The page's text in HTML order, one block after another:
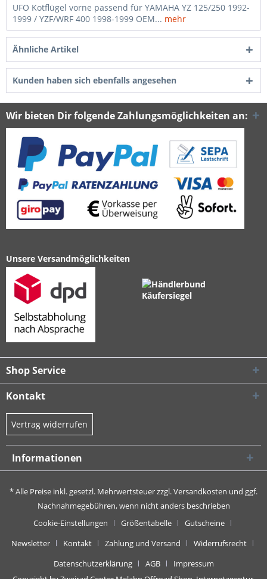
UFO Kotflügel vorne passend für YAMAHA YZ 125/250 1992-
1999 / YZF/WRF 400 1998-1999 OEM... mehr
Ähnliche Artikel
Kunden haben sich ebenfalls angesehen
Wir bieten Dir folgende Zahlungsmöglichkeiten an:
Unsere Versandmöglichkeiten
Shop Service
Kontakt
Vertrag widerrufen
Informationen
* Alle Preise inkl. gesetzl. Mehrwertsteuer zzgl.Versandkosten und ggf.
Nachnahmegebühren, wenn nicht anders beschrieben
Cookie-Einstellungen
Größentabelle
Gutscheine
Newsletter
Kontakt Zahlung und Versand
Widerrufsrecht
Datenschutzerklärung
AGB
Impressum